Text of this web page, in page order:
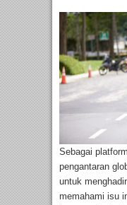
Sebagai
pengantaran
untuk
memahami isu